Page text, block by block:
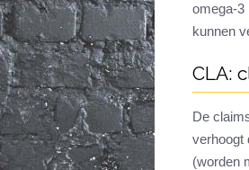
omega-3
kunnen
CLA:
De
verhoogt
(worden